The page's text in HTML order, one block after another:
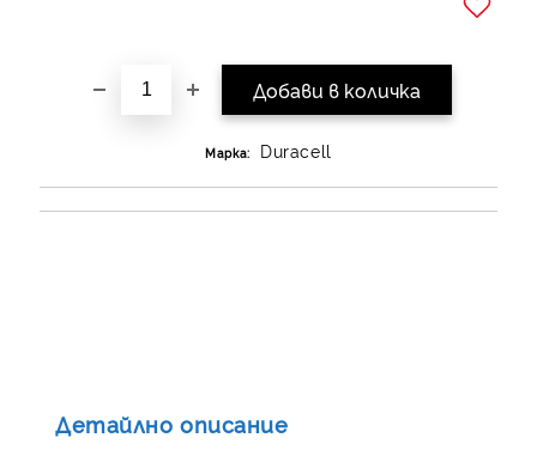
Марка: Duracell
Детайлно описание